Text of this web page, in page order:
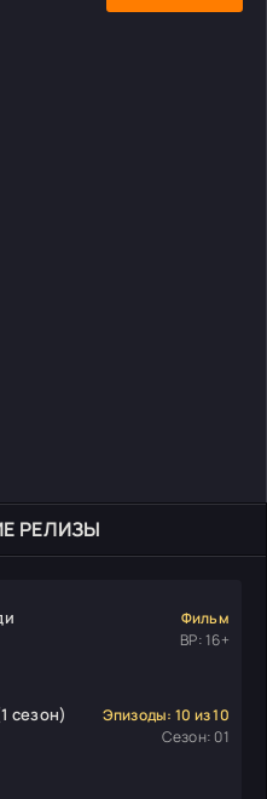
РЕЛИЗЫ
Фильм
ВР: 16+
сезон)
Эпизоды: 10 из 10
Сезон: 01